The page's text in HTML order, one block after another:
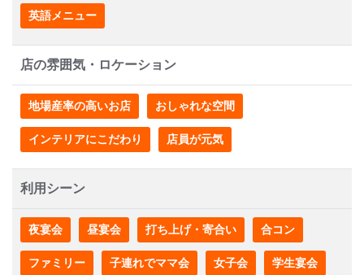
英語メニュー
店の雰囲気・ロケーション
地場産率の高いお店 おしゃれな空間
インテリアにこだわり 店員が元気
利用シーン
夜宴会 昼宴会 打ち上げ・寄合い 合コン
ファミリー 子連れでママ会 女子会 学生宴会